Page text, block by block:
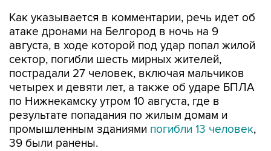
Как указывается в комментарии, речь идет об
атаке дронами на Белгород в ночь на 9
августа, в ходе которой под удар попал жилой
сектор, погибли шесть мирных жителей,
пострадали 27 человек, включая мальчиков
четырех и девяти лет, а также об ударе БПЛА
по Нижнекамску утром 10 августа, где в
результате попадания по жилым домам и
промышленным зданиями погибли 13 человек,
39 были ранены.